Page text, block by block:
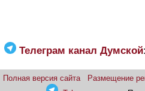
Телеграм канал Думской:
Полная версия сайта Размещение